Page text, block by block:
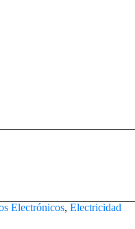
Electrónicos, Electricidad